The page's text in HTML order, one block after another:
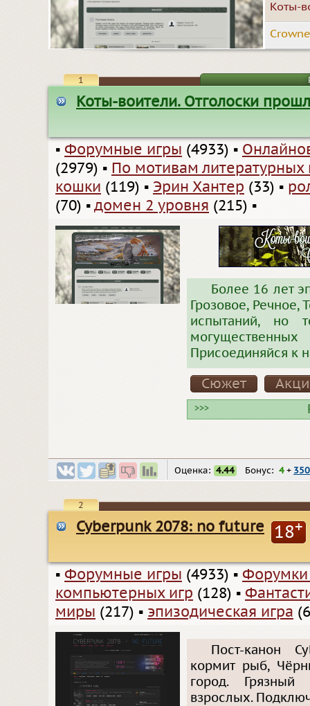
Коты-
1
Коты-воители. Отголоски
▪ Форумные игры (4933) ▪
(2979) ▪ По мотивам литературных
кошки (119) ▪ Эрин Хантер (33) ▪
(70) ▪ домен 2 уровня (215) ▪
Более 16 лет
Грозовое,
испытаний, но
Присоединяйся к
Сюжет
>>>
Оценка: 4.44 Бонус: 4+ 350
2
Cyberpunk 2078: no future 18+
▪ Форумные игры (4933) ▪
компьютерных игр (128) ▪
миры (217) ▪ эпизодическая игра
Пост-канон
кормит рыб,
город.
взрослых.